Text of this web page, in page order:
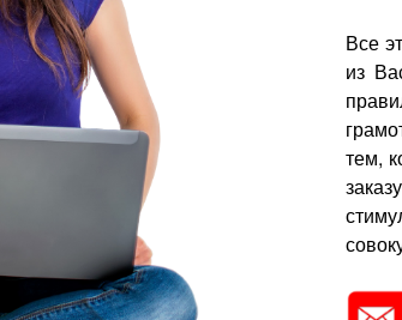
Все
из
тем,